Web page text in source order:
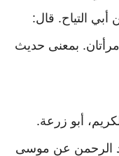
التياح. قال:
بمعنى حديث
الكريم، أبو زرعة.
الرحمن عن موسى